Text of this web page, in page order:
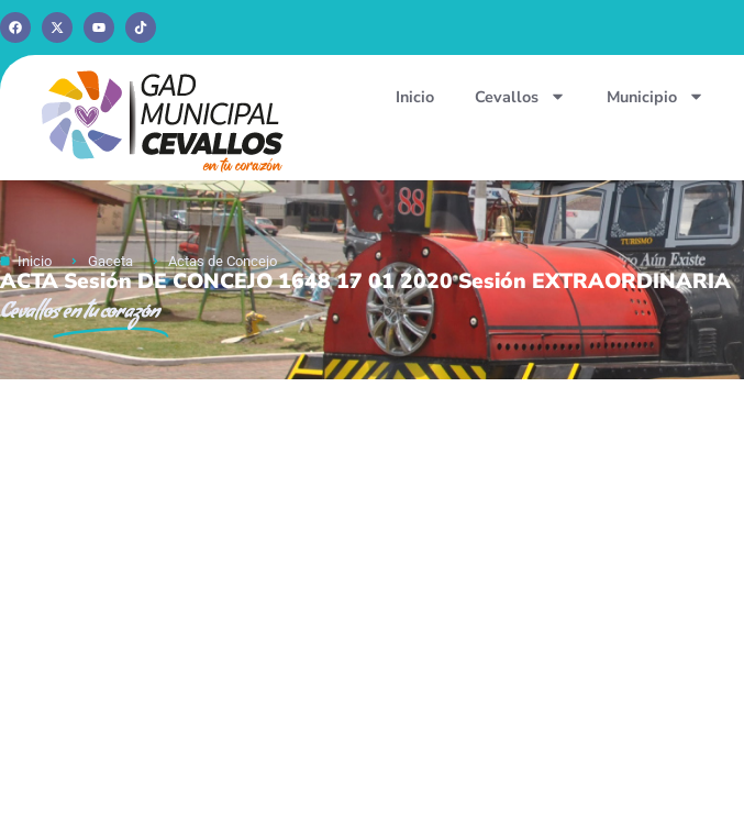
Inicio Cevallos Municipio
Inicio Gaceta Actas de Concejo
ACTA Sesión DE CONCEJO 1648 17 01 2020 Sesión EXTRAORDINARIA
Cevallosen tu corazón